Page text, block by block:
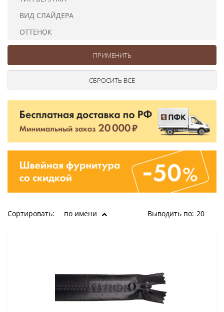
ВИД СЛАЙДЕРА
ОТТЕНОК
Сортировать: по имени Выводить по: 20
Шторные
Шнуры
Элементы декора
Сумочная фурнитура